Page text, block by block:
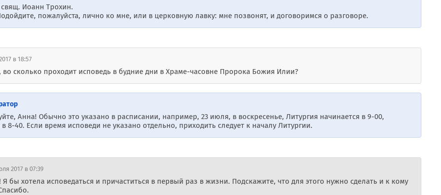
свящ. Иоанн Трохин.
пожалуйста, лично ко мне, или в церковную лавку: мне позвонят, и договоримся о разговоре.
в 18:57
во сколько проходит исповедь в будние дни в Храме-часовне Пророка Божия Илии?
Анна! Обычно это указано в расписании, например, 23 июля, в воскресенье, Литургия начинается в 9-00,
в 8-40. Если время исповеди не указано отдельно, приходить следует к началу Литургии.
2017 в 07:39
Я бы хотела исповедаться и причаститься в первый раз в жизни. Подскажите, что для этого нужно сделать и к кому